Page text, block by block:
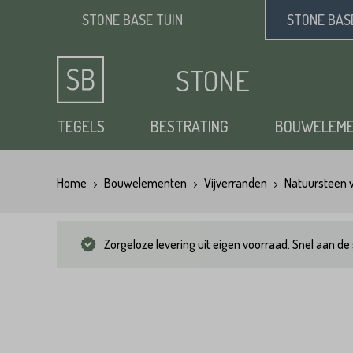
STONE BASE TUIN STONE
STONE
BASE
TEGELS
Keramische tuintegels
BESTRATING
Klinkers
Opsluitbanden
Siergrind
Vloertegels
Home Bouwelementen Vijverranden Natuursteen
Zorgeloze levering uit eigen voorraad. Snel aan de